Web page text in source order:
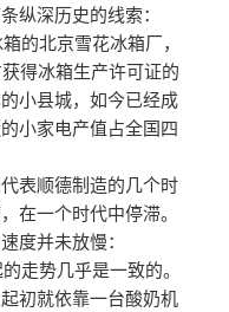
纵深历史的线索：
的北京雪花冰箱厂，
得冰箱生产许可证的
小县城，如今已经成
小家电产值占全国四
表顺德制造的几个时
在一个时代中停滞。
度并未放慢：
走势几乎是一致的。
初就依靠一台酸奶机